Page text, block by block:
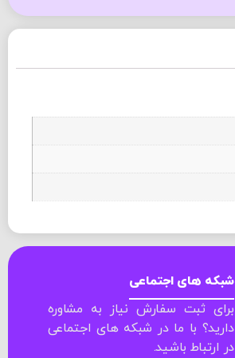
شبکه های اجتماعی
برای ثبت سفارش نیاز به مشاوره
دارید؟ با ما در شبکه های اجتماعی
در ارتباط باشید.